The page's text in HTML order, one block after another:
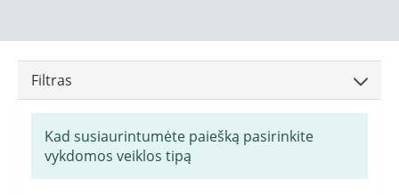
Filtras
Kad susiaurintumėte paiešką pasirinkite
vykdomos veiklos tipą